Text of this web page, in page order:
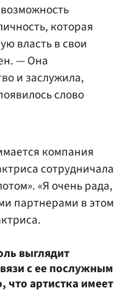
которая
власть в свои
— Она
и заслужила,
слово
компания
сотрудничала
«Я очень рада,
партнерами в этом
выглядит
с ее послужным
что артистка имеет